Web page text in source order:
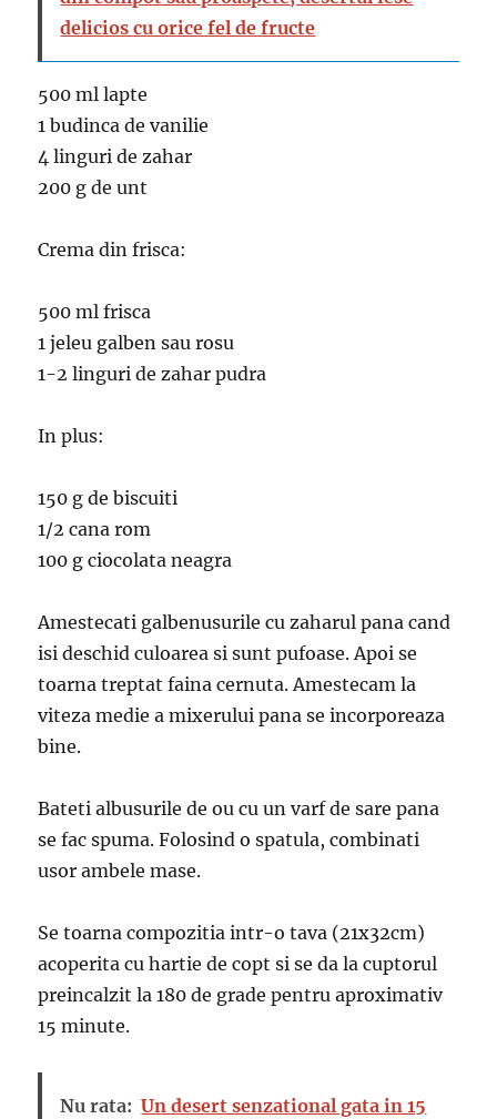
delicios cu orice fel de fructe
500 ml lapte
1 budinca de vanilie
4 linguri de zahar
200 g de unt
Crema din frisca:
500 ml frisca
1 jeleu galben sau rosu
1-2 linguri de zahar pudra
In plus:
150 g de biscuiti
1/2 cana rom
100 g ciocolata neagra
Amestecati galbenusurile cu zaharul pana cand
isi deschid culoarea si sunt pufoase. Apoi se
toarna treptat faina cernuta. Amestecam la
viteza medie a mixerului pana se incorporeaza
bine.
Bateti albusurile de ou cu un varf de sare pana
se fac spuma. Folosind o spatula, combinati
usor ambele mase.
Se toarna compozitia intr-o tava (21x32cm)
acoperita cu hartie de copt si se da la cuptorul
preincalzit la 180 de grade pentru aproximativ
15 minute.
Nu rata: Un desert senzational gata in 15